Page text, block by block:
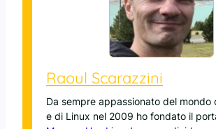
Raoul Scarazzini
Da sempre appassionato del mondo
e di Linux nel 2009 ho fondato il